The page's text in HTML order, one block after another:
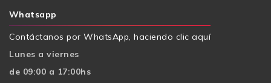
Whatsapp
Contáctanos por WhatsApp, haciendo clic aquí
Lunes a viernes
de 09:00 a 17:00hs